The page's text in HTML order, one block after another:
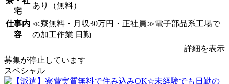
宅
あり（無料）
仕事内
容
≪寮無料・月収30万円・正社員≫電子部品系工場で
の加工作業 日勤
詳細を表示
募集が停止しています
スペシャル